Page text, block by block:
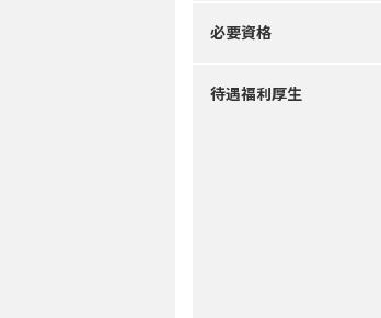
必要資格
待遇福利厚生